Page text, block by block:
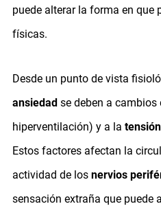
puede alterar la forma en que
físicas.
Desde un punto de vista
ansiedadse deben a cambios
hiperventilación) y a la
Estos factores afectan la
actividad de los nervios
sensación extraña que puede